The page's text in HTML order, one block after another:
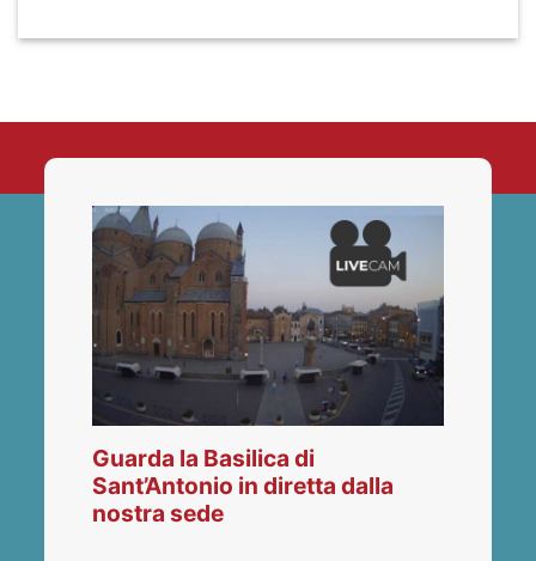
Guarda la Basilica di
Sant’Antonio in diretta dalla
nostra sede